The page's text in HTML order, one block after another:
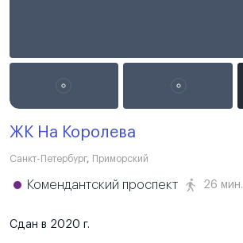
ЖК На Королева
Санкт-Петербург, Приморский
Комендантский проспект 26 мин.
Сдан в 2020 г.